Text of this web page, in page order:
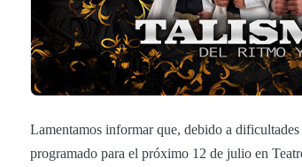
Lamentamos informar que, debido a
programado para el próximo 12 de julio en